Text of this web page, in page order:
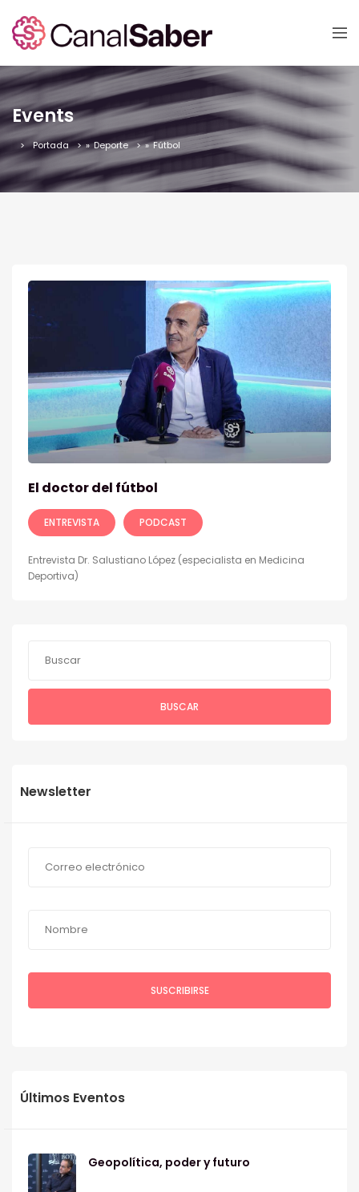
Events
Portada » Deporte » Fútbol
El doctor del fútbol
ENTREVISTA PODCAST
Entrevista Dr. Salustiano López (especialista en Medicina
Deportiva)
BUSCAR
Newsletter
Últimos Eventos
Geopolítica, poder y futuro